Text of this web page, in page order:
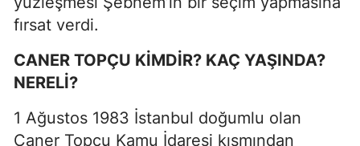
fırsat verdi.
CANER TOPÇU KİMDİR? KAÇ YAŞINDA?
NERELİ?
1 Ağustos 1983 İstanbul doğumlu olan
Caner Topçu Kamu İdaresi kısmından